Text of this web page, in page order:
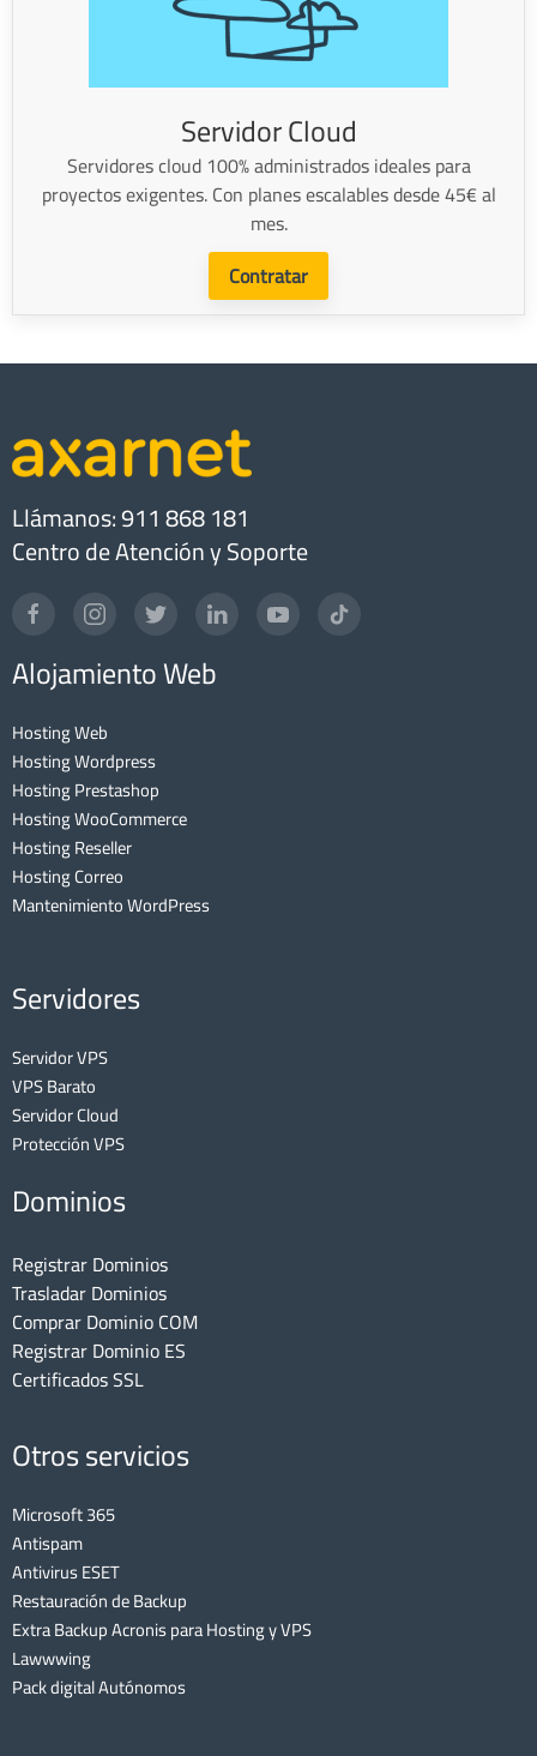
Servidor Cloud
Servidores cloud 100% administrados ideales para
proyectos exigentes. Con planes escalables desde 45€ al
mes.
Contratar
Llámanos: 911 868 181
Centro de Atención y Soporte
Alojamiento Web
Hosting Web
Hosting Wordpress
Hosting Prestashop
Hosting WooCommerce
Hosting Reseller
Hosting Correo
Mantenimiento WordPress
Servidores
Servidor VPS
VPS Barato
Servidor Cloud
Protección VPS
Dominios
Registrar Dominios
Trasladar Dominios
Comprar Dominio COM
Registrar Dominio ES
Certificados SSL
Otros servicios
Microsoft 365
Antispam
Antivirus ESET
Restauración de Backup
Extra Backup Acronis para Hosting y VPS
Lawwwing
Pack digital Autónomos